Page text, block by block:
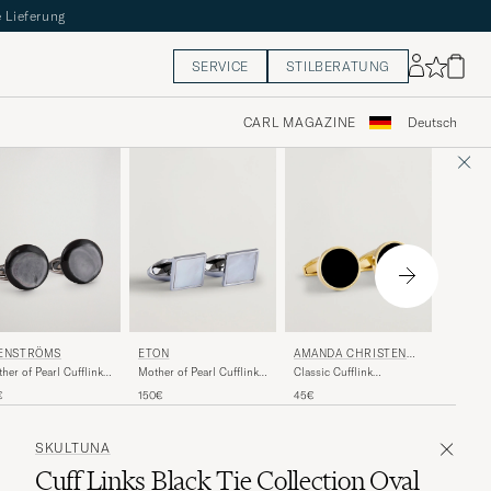
Lieferung
SERVICE STILBERATUNG
CARL MAGAZINE Deutsch
of Pearl Cufflink
ETON
Mother of Pearl Cufflink
150€
AMANDA CHRISTENSE
N
Classic Cufflink
45€
SKULTUNA
Cuff Links Black Tie Collection Oval